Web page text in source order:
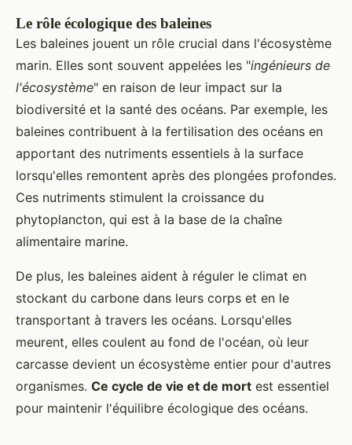
Le rôle écologique des baleines
Les baleines jouent un rôle crucial dans l'écosystème
marin. Elles sont souvent appelées les "ingénieurs de
l'écosystème" en raison de leur impact sur la
biodiversité et la santé des océans. Par exemple, les
baleines contribuent à la fertilisation des océans en
apportant des nutriments essentiels à la surface
lorsqu'elles remontent après des plongées profondes.
Ces nutriments stimulent la croissance du
phytoplancton, qui est à la base de la chaîne
alimentaire marine.
De plus, les baleines aident à réguler le climat en
stockant du carbone dans leurs corps et en le
transportant à travers les océans. Lorsqu'elles
meurent, elles coulent au fond de l'océan, où leur
carcasse devient un écosystème entier pour d'autres
organismes. Ce cycle de vie et de mort est essentiel
pour maintenir l'équilibre écologique des océans.